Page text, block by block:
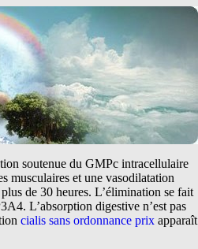
soutenue du GMPc intracellulaire
musculaires et une vasodilatation
de 30 heures. L’élimination se fait
L’absorption digestive n’est pas
cialis sans ordonnance prix apparaît